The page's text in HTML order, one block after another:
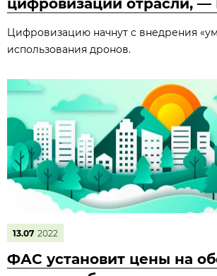
цифровизации отрасли,
Цифровизацию начнут с внедрения
использования дронов.
13.07 2022
ФАС установит цены на